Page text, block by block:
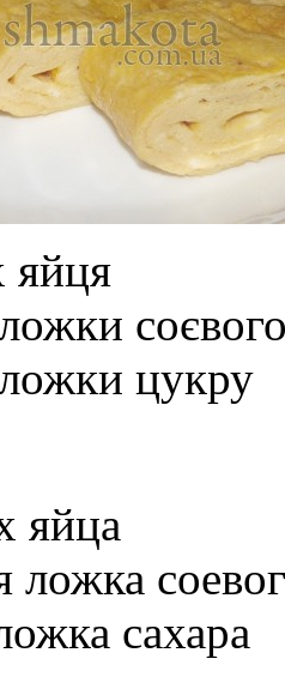
яйця
цукру
яйца
ложка
сахара